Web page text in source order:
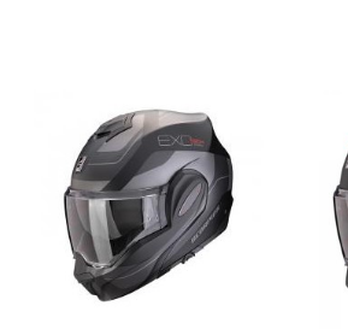
Lire l'article